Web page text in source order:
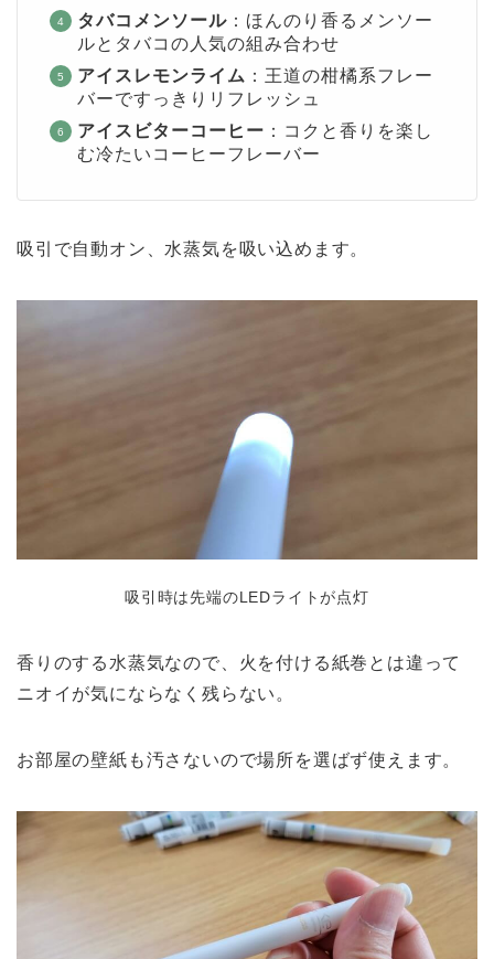
タバコメンソール ：ほんのり香るメンソー
ルとタバコの人気の組み合わせ
アイスレモンライム ：王道の柑橘系フレー
バーですっきりリフレッシュ
アイスビターコーヒー ：コクと香りを楽し
む冷たいコーヒーフレーバー
吸引で自動オン、水蒸気を吸い込めます。
吸引時は先端のLEDライトが点灯
香りのする水蒸気なので、火を付ける紙巻とは違って
ニオイが気にならなく残らない。
お部屋の壁紙も汚さないので場所を選ばず使えます。